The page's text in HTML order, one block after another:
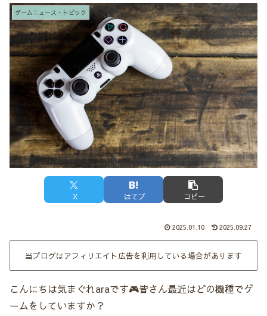
ゲームニュース・トピック
X はてブ コピー
2025.01.10 2025.09.27
当ブログはアフィリエイト広告を利用している場合があります
こんにちは気まぐれaraです🎮皆さん最近はどの機種でゲ
ームをしていますか？